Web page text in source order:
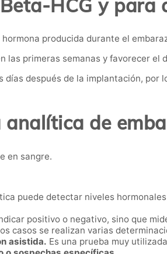
HCG y para
hormona producida durante el
las primeras semanas y favorecer el
después de la implantación, por
de
en sangre.
puede detectar niveles
positivo o negativo, sino que
casos se realizan varias
asistida. Es una prueba muy